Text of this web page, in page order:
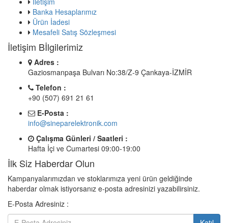
Banka Hesaplarımız
Ürün İadesi
Mesafeli Satış Sözleşmesi
İletişim Bİlgilerimiz
Adres :
Gaziosmanpaşa Bulvarı No:38/Z-9 Çankaya-İZMİR
Telefon :
+90 (507) 691 21 61
E-Posta :
info@sineparelektronik.com
Çalışma Günleri / Saatleri :
Hafta İçi ve Cumartesi 09:00-19:00
İlk Siz Haberdar Olun
Kampanyalarımızdan ve stoklarımıza yeni ürün geldiğinde
haberdar olmak istiyorsanız e-posta adresinizi yazabilirsiniz.
E-Posta Adresiniz :